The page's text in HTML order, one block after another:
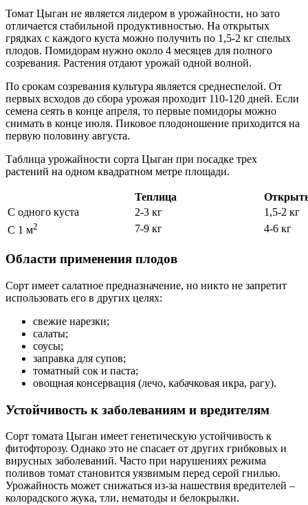
Томат Цыган не является лидером в урожайности, но зато
отличается стабильной продуктивностью. На открытых
грядках с каждого куста можно получить по 1,5-2 кг спелых
плодов. Помидорам нужно около 4 месяцев для полного
созревания. Растения отдают урожай одной волной.
По срокам созревания культура является среднеспелой. От
первых всходов до сбора урожая проходит 110-120 дней. Если
семена сеять в конце апреля, то первые помидоры можно
снимать в конце июля. Пиковое плодоношение приходится на
первую половину августа.
Таблица урожайности сорта Цыган при посадке трех
растений на одном квадратном метре площади.
Теплица
С одного куста
2-3 кг
1,5-2 кг
С 1 м2 7-9 кг 4-6 кг
Области применения плодов
Сорт имеет салатное предназначение, но никто не запретит
использовать его в других целях:
свежие нарезки;
салаты;
соусы;
заправка для супов;
томатный сок и паста;
овощная консервация (лечо, кабачковая икра, рагу).
Устойчивость к заболеваниям и вредителям
Сорт томата Цыган имеет генетическую устойчивость к
фитофторозу. Однако это не спасает от других грибковых и
вирусных заболеваний. Часто при нарушениях режима
поливов томат становится уязвимым перед серой гнилью.
Урожайность может снижаться из-за нашествия вредителей –
колорадского жука, тли, нематоды и белокрылки.